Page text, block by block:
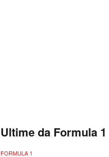
Ultime da Formula 1
FORMULA 1